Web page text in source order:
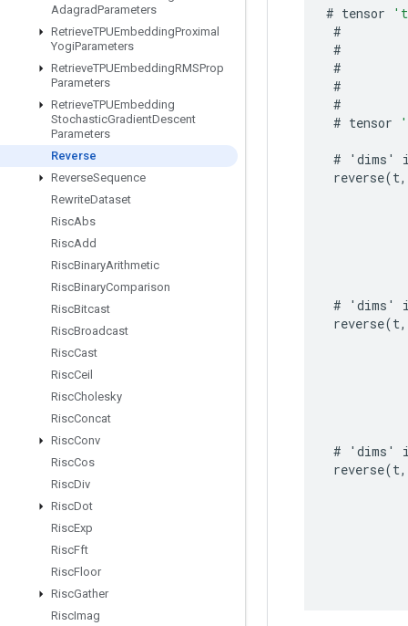
AdagradParameters
RetrieveTPUEmbeddingProximal
YogiParameters
RetrieveTPUEmbeddingRMSProp
Parameters
RetrieveTPUEmbedding
StochasticGradientDescent
Parameters
Reverse
ReverseSequence
RewriteDataset
RiscAbs
RiscAdd
RiscBinaryArithmetic
RiscBinaryComparison
RiscBitcast
RiscBroadcast
RiscCast
RiscCeil
RiscCholesky
RiscConcat
RiscConv
RiscCos
RiscDiv
RiscDot
RiscExp
RiscFft
RiscFloor
RiscGather
RiscImag
# tensor
#
#
#
#
#
# tensor
# ' dims '
reverse(t,
# ' dims '
reverse(t,
# ' dims '
reverse(t,